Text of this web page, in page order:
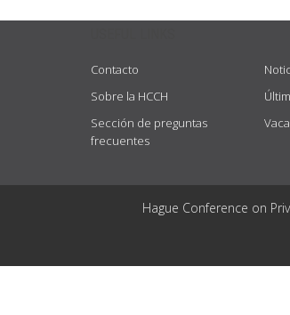
Contacto
Sobre la HCCH
Sección de preguntas
frecuentes
Hague Conference on